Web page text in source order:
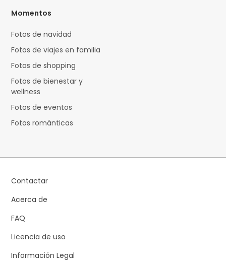
Momentos
Fotos de navidad
Fotos de viajes en familia
Fotos de shopping
Fotos de bienestar y
wellness
Fotos de eventos
Fotos románticas
Contactar
Acerca de
FAQ
Licencia de uso
Información Legal